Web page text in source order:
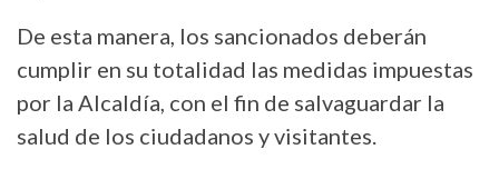
De esta manera, los sancionados deberán
cumplir en su totalidad las medidas impuestas
por la Alcaldía, con el fin de salvaguardar la
salud de los ciudadanos y visitantes.